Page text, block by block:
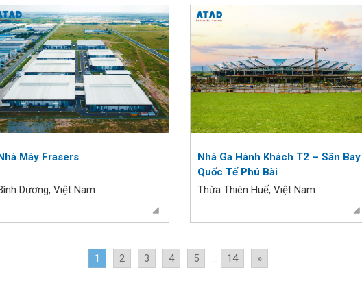
Máy Frasers
Dương, Việt Nam
Nhà Ga Hành Khách T2 – Sân Bay
Quốc Tế Phú Bài
Thừa Thiên Huế, Việt Nam
1 2 3 4 5 ... 14 »